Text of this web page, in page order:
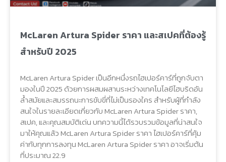
McLaren Artura Spider ราคา และสเปคที่ต้องรู้
สำหรับปี 2025
McLaren Artura Spider เป็นอีกหนึ่งรถไฮเปอร์คาร์ที่ถูกจับตา
มองในปี 2025 ด้วยการผสมผสานระหว่างเทคโนโลยีไฮบริดอัน
ล้ำสมัยและสมรรถนะการขับขี่ที่ไม่เป็นรองใคร สำหรับผู้ที่กำลัง
สนใจในรายละเอียดเกี่ยวกับ McLaren Artura Spider ราคา,
สเปค, และคุณสมบัติเด่น บทความนี้ได้รวบรวมข้อมูลที่น่าสนใจ
มาให้คุณแล้ว McLaren Artura Spider ราคา ไฮเปอร์คาร์ที่คุ้ม
ค่ากับทุกการลงทุน McLaren Artura Spider ราคา อาจเริ่มต้น
ที่ประมาณ 22.9